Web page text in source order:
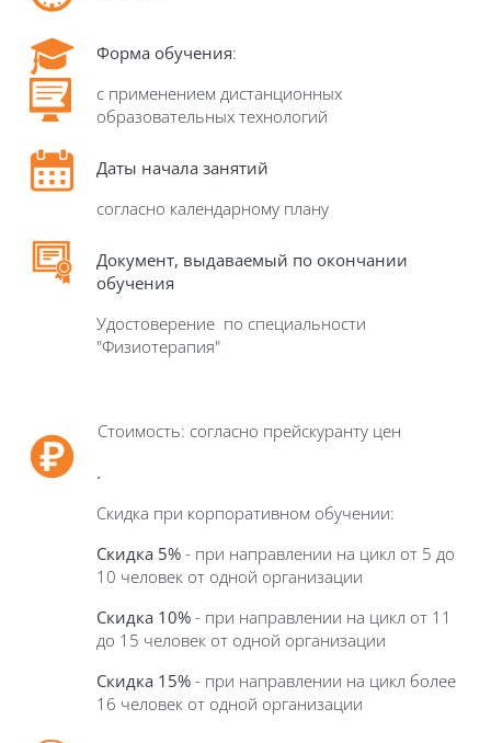
Форма обучения:
с применением дистанционных
образовательных технологий
Даты начала занятий
согласно календарному плану
Документ, выдаваемый по окончании
обучения
Удостоверение по специальности
"Физиотерапия"
Стоимость: согласно прейскуранту цен
.
Скидка при корпоративном обучении:
Скидка 5% - при направлении на цикл от 5 до
10 человек от одной организации
Скидка 10% - при направлении на цикл от 11
до 15 человек от одной организации
Скидка 15% - при направлении на цикл более
16 человек от одной организации